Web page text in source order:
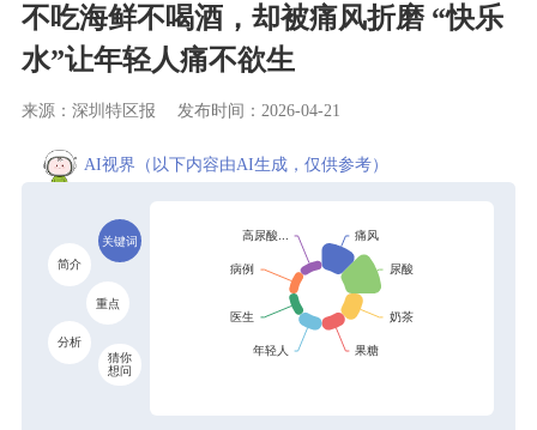
不吃海鲜不喝酒，却被痛风折磨 “快乐
水”让年轻人痛不欲生
来源：深圳特区报 发布时间：2026-04-21
AI视界 （以下内容由AI生成，仅供参考）
关键词
简介
重点
分析
猜你
想问